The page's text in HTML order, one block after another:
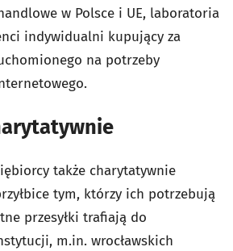
w Polsce i UE, laboratoria
indywidualni kupujący za
na potrzeby
także charytatywnie
tym, którzy ich potrzebują
przesyłki trafiają do
m.in. wrocławskich